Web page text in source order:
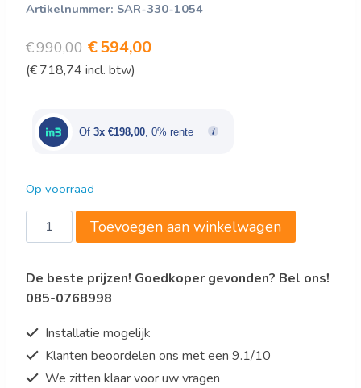
Artikelnummer: SAR-330-1054
€990,00 Oorspronkelijke
prijs
€990,00.
€594,00Huidige
€594,00.
(€718,74 incl. btw)
Of 3x €198,00, 0% rente
Op voorraad
Saro
Warmhoud
Model
LUNA
Toevoegen aan winkelwagen
De beste prijzen! Goedkoper gevonden? Bel ons!
085-0768998
Installatie mogelijk
Klanten beoordelen ons met een 9.1/10
We zitten klaar voor uw vragen